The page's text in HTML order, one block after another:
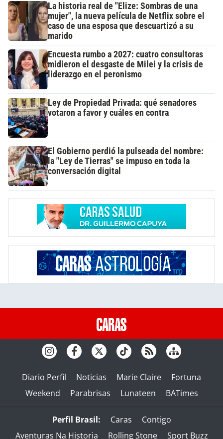
La historia real de "Elize: Sombras de una
mujer", la nueva película de Netflix sobre el
caso de una esposa que descuartizó a su
marido
Encuesta rumbo a 2027: cuatro consultoras
midieron el desgaste de Milei y la crisis de
liderazgo en el peronismo
Ley de Propiedad Privada: qué senadores
votaron a favor y cuáles en contra
El Gobierno perdió la pulseada del nombre:
la "Ley de Tierras" se impuso en toda la
conversación digital
Diario Perfil Noticias Marie Claire
Fortuna
Weekend
Parabrisas Lunateen BATimes
Perfil Brasil: Caras
Contigo
Aventuras Na Historia
Rolling Stone Sport Buzz